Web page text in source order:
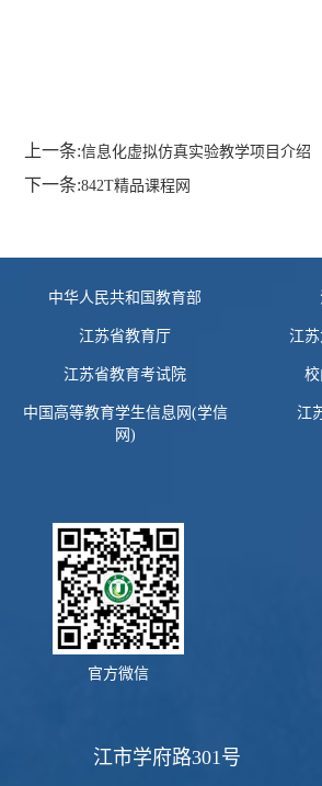
上一条:信息化虚拟仿真实验教学项目介绍
下一条:842T精品课程网
中华人民共和国教育部
江苏省教育厅 江
江苏省教育考试院
中国高等教育学生信息网(学信
网)
江
官方微信
江市学府路301号